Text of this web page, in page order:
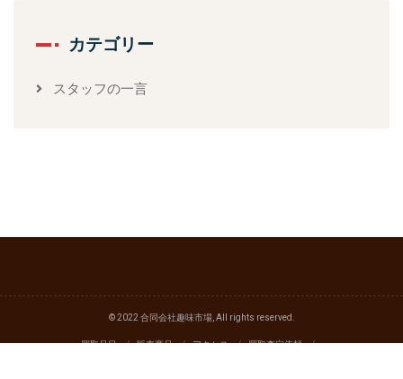
カテゴリー
スタッフの一言
© 2022 合同会社趣味市場, All rights reserved.